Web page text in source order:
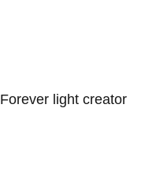
Forever light creator